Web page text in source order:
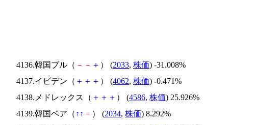
4136.韓国ブル（ － － ＋ ） (2033, 株価) -31.008%
4137.イビデン（ ＋ ＋ ＋ ） (4062, 株価) -0.471%
4138.メドレックス（ ＋ ＋ ＋ ） (4586, 株価) 25.926%
4139.韓国ベア（ ↑ ↑ － ） (2034, 株価) 8.292%